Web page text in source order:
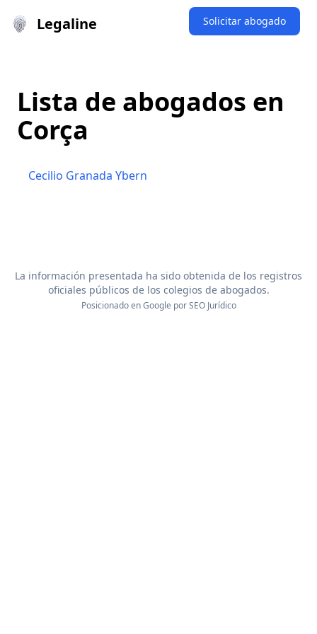
Legaline Solicitar abogado
Lista de abogados en
Corça
Cecilio Granada Ybern
La información presentada ha sido obtenida de los registros
oficiales públicos de los colegios de abogados.
Posicionado en Google porSEO Jurídico